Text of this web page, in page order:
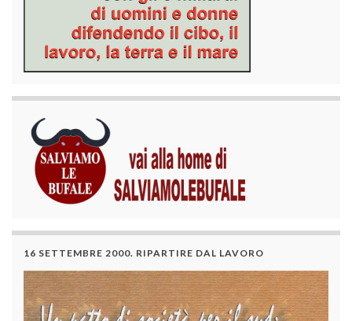
16 SETTEMBRE 2000. RIPARTIRE DAL LAVORO